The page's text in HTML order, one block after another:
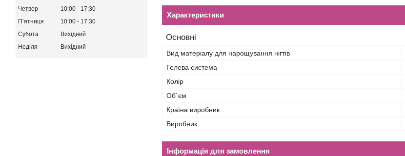
Характеристики
Основні
Вид матеріалу для нарощування нігтів
Гелева система
Колір
Об`єм
Країна виробник
Виробник
Інформація для замовлення
Четвер
10:00
17:30
Пʼятниця
10:00
17:30
Субота
Вихідний
Неділя
Вихідний